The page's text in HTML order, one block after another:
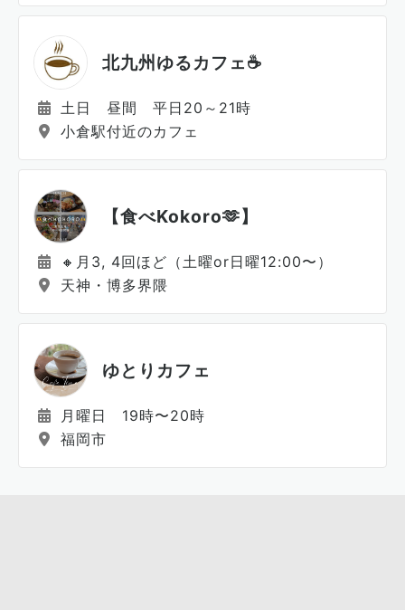
北九州ゆるカフェ☕
土日 昼間 平日20～21時
小倉駅付近のカフェ
【食べKokoro🫶】
🔸月3, 4回ほど（土曜or日曜12:00〜）
天神・博多界隈
ゆとりカフェ
月曜日 19時〜20時
福岡市